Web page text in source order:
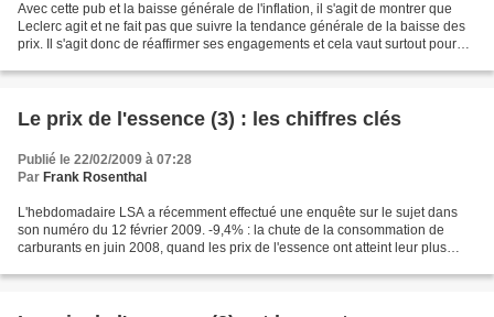
Avec cette pub et la baisse générale de l'inflation, il s'agit de montrer que
Leclerc agit et ne fait pas que suivre la tendance générale de la baisse des
prix. Il s'agit donc de réaffirmer ses engagements et cela vaut surtout pour
Le prix de l'essence (3) : les chiffres clés
Publié le 22/02/2009 à 07:28
Par Frank Rosenthal
L'hebdomadaire LSA a récemment effectué une enquête sur le sujet dans
son numéro du 12 février 2009. -9,4% : la chute de la consommation de
carburants en juin 2008, quand les prix de l'essence ont atteint leur plus